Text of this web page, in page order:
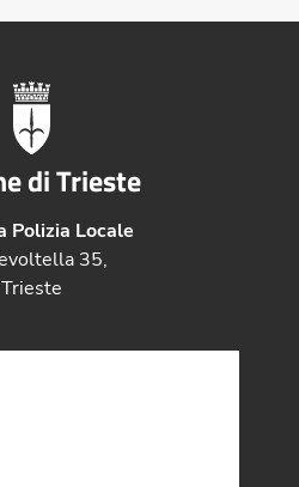
di Trieste
Polizia Locale
35,
Trieste